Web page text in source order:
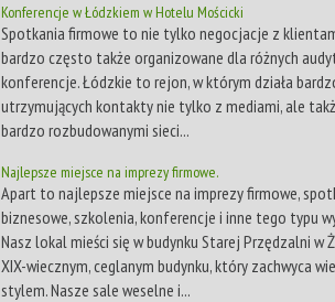
Konferencje w Łódzkiem w Hotelu Mościcki
Spotkania firmowe to nie tylko negocjacje z
bardzo często także organizowane dla różnych
konferencje. Łódzkie to rejon, w którym działa
utrzymujących kontakty nie tylko z mediami, ale
bardzo rozbudowanymi sieci...
Najlepsze miejsce na imprezy firmowe.
Apart to najlepsze miejsce na imprezy firmowe,
biznesowe, szkolenia, konferencje i inne tego typu
Nasz lokal mieści się w budynku Starej Przędzalni w
XIX-wiecznym, ceglanym budynku, który zachwyca
stylem. Nasze sale weselne i...